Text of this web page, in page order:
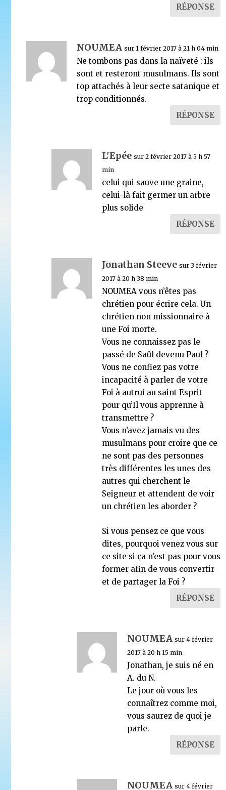
RÉPONSE
NOUMEA sur 1 février 2017 à 21 h 04 min
Ne tombons pas dans la naïveté : ils
sont et resteront musulmans. Ils sont
top attachés à leur secte satanique et
trop conditionnés.
RÉPONSE
L'Epée sur 2 février 2017 à 5 h 57
min
celui qui sauve une graine,
celui-là fait germer un arbre
plus solide
RÉPONSE
Jonathan Steeve sur 3 février
2017 à 20 h 38 min
NOUMEA vous n’êtes pas
chrétien pour écrire cela. Un
chrétien non missionnaire à
une Foi morte.
Vous ne connaissez pas le
passé de Saül devenu Paul ?
Vous ne confiez pas votre
incapacité à parler de votre
Foi à autrui au saint Esprit
pour qu’Il vous apprenne à
transmettre ?
Vous n’avez jamais vu des
musulmans pour croire que ce
ne sont pas des personnes
très différentes les unes des
autres qui cherchent le
Seigneur et attendent de voir
un chrétien les aborder ?
Si vous pensez ce que vous
dites, pourquoi venez vous sur
ce site si ça n’est pas pour vous
former afin de vous convertir
et de partager la Foi ?
RÉPONSE
NOUMEA sur 4 février
2017 à 20 h 15 min
Jonathan, je suis né en
A. du N.
Le jour où vous les
connaîtrez comme moi,
vous saurez de quoi je
parle.
RÉPONSE
NOUMEA sur 4 février